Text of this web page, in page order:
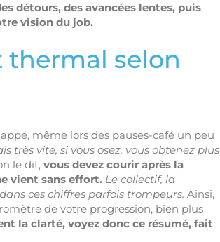
détours, des avancées lentes, puis
vision du job.
thermal selon
même lors des pauses-café un peu
très vite, si vous osez, vous obtenez plus
le dit, vous devez courir après la
vient sans effort. Le collectif, la
ces chiffres parfois trompeurs. Ainsi,
de votre progression, bien plus
la clarté, voyez donc ce résumé, fait